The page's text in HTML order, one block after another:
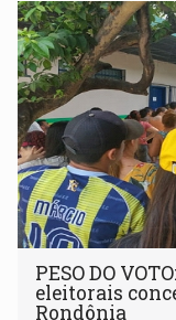
PESO DO
eleitorais
Rondônia